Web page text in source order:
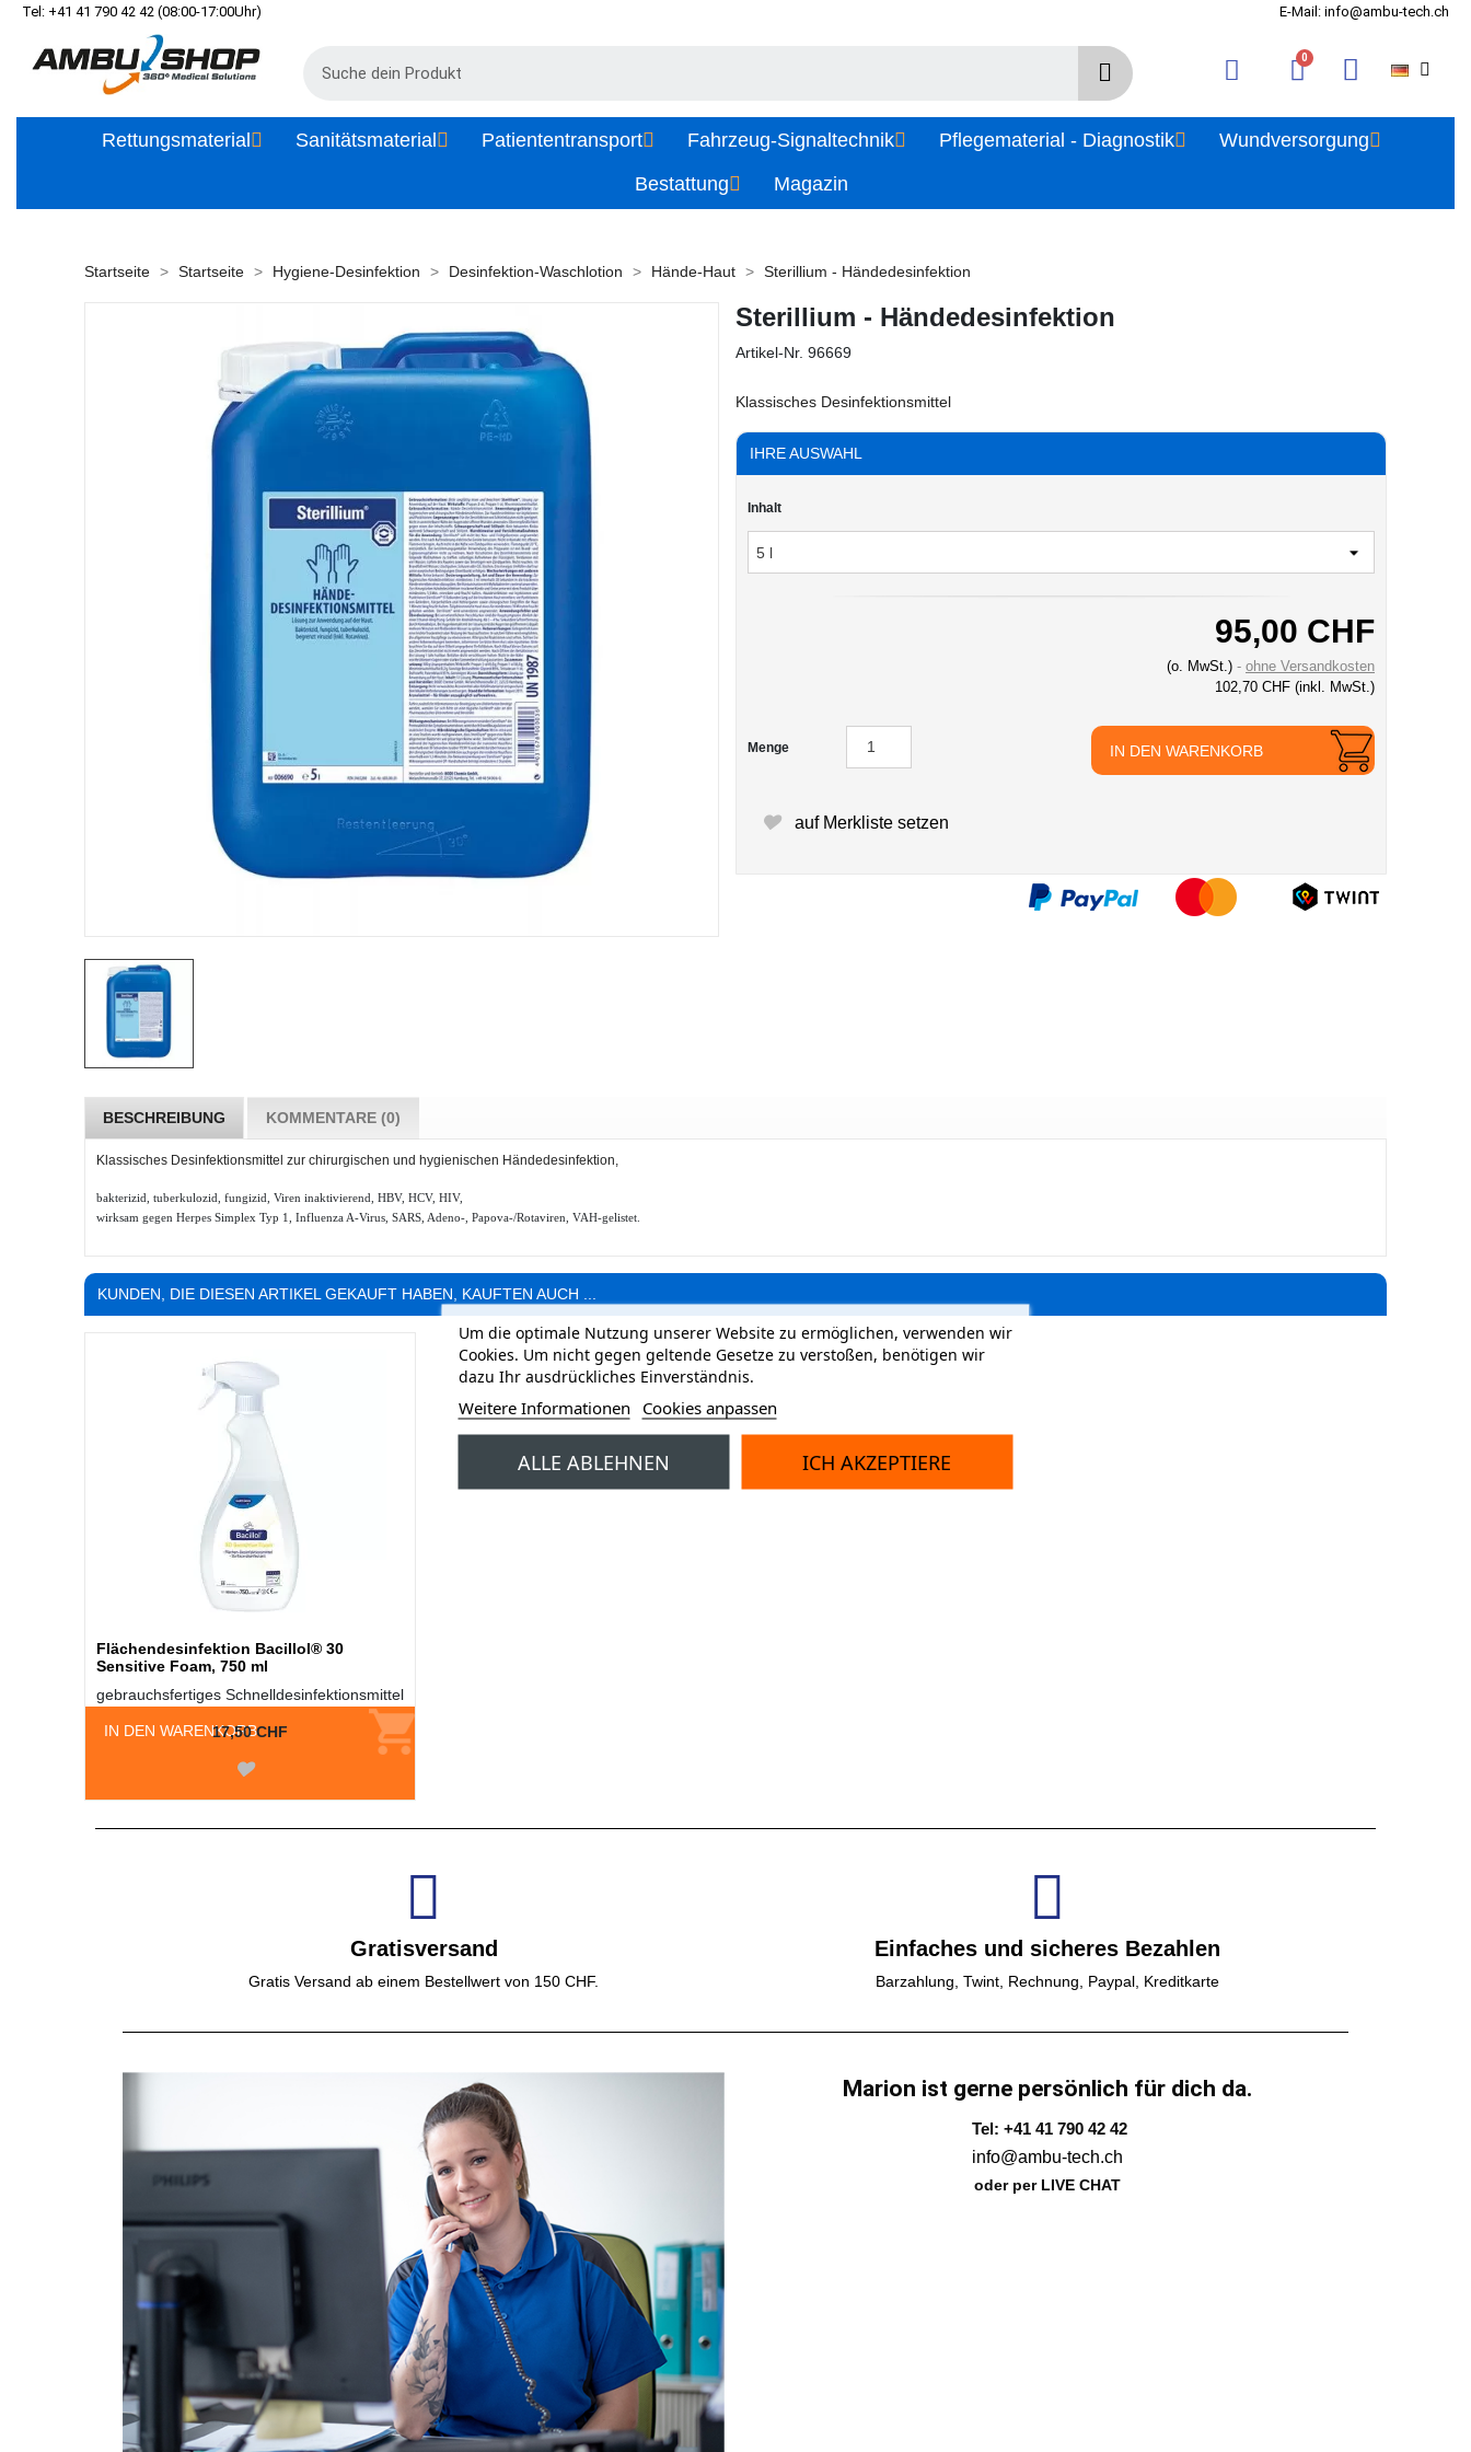
Tel: +41 41 790 42 42 (08:00-17:00Uhr) E-Mail: info@ambu-tech.ch
Rettungsmaterial Sanitätsmaterial Patiententransport Fahrzeug-Signaltechnik Pflegematerial - Diagnostik
Wundversorgung
Bestattung
Magazin
Startseite Startseite Hygiene-Desinfektion Desinfektion-Waschlotion Hände-Haut Sterillium - Händedesinfektion
Sterillium - Händedesinfektion
Artikel-Nr. 96669
Klassisches Desinfektionsmittel
IHRE AUSWAHL
Inhalt
95,00 CHF
(o. MwSt.)
ohne Versandkosten
102,70 CHF (inkl. MwSt.)
Menge IN DEN WARENKORB
auf Merkliste setzen
BESCHREIBUNG KOMMENTARE (0)
Klassisches Desinfektionsmittel zur chirurgischen und hygienischen Händedesinfektion,
bakterizid, tuberkulozid, fungizid, Viren inaktivierend, HBV, HCV, HIV,
wirksam gegen Herpes Simplex Typ 1, Influenza A-Virus, SARS, Adeno-, Papova-/Rotaviren, VAH-gelistet.
KUNDEN, DIE DIESEN ARTIKEL GEKAUFT HABEN, KAUFTEN AUCH ...
Flächendesinfektion Bacillol® 30
Sensitive Foam, 750 ml
gebrauchsfertiges Schnelldesinfektionsmittel
IN DEN WARENKORB
17,50 CHF
Gratisversand
Gratis Versand ab einem Bestellwert von 150 CHF.
Einfaches und sicheres Bezahlen
Barzahlung, Twint, Rechnung, Paypal, Kreditkarte
Marion ist gerne persönlich für dich da.
Tel: +41 41 790 42 42
info@ambu-tech.ch
oder per LIVE CHAT
Um die optimale Nutzung unserer Website zu ermöglichen, verwenden wir
Cookies. Um nicht gegen geltende Gesetze zu verstoßen, benötigen wir
dazu Ihr ausdrückliches Einverständnis.
Weitere Informationen Cookies anpassen
ALLE ABLEHNEN ICH AKZEPTIERE